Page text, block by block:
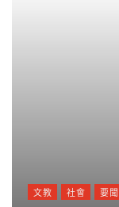
文教 社會 要聞